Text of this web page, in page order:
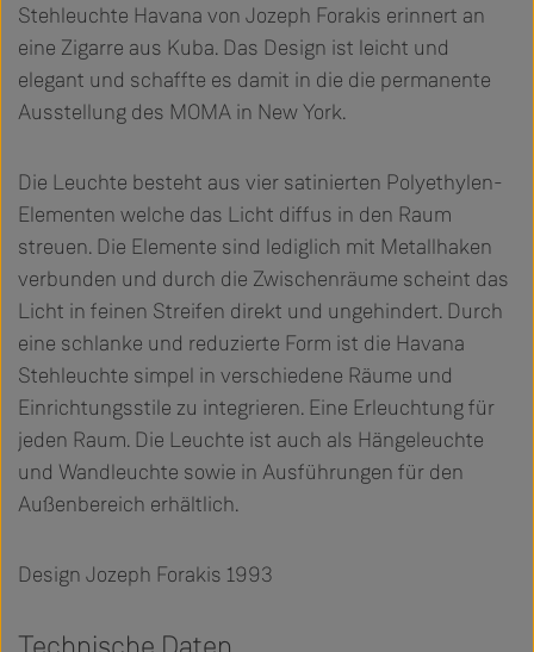
Stehleuchte Havana von Jozeph Forakis erinnert an
eine Zigarre aus Kuba. Das Design ist leicht und
elegant und schaffte es damit in die die permanente
Ausstellung des MOMA in New York.
Die Leuchte besteht aus vier satinierten Polyethylen-
Elementen welche das Licht diffus in den Raum
streuen. Die Elemente sind lediglich mit Metallhaken
verbunden und durch die Zwischenräume scheint das
Licht in feinen Streifen direkt und ungehindert. Durch
eine schlanke und reduzierte Form ist die Havana
Stehleuchte simpel in verschiedene Räume und
Einrichtungsstile zu integrieren. Eine Erleuchtung für
jeden Raum. Die Leuchte ist auch als Hängeleuchte
und Wandleuchte sowie in Ausführungen für den
Außenbereich erhältlich.
Design Jozeph Forakis 1993